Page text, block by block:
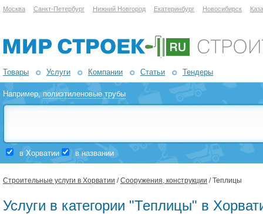
Москва Санкт-Петербург Нижний Новгород Екатеринбург Новосибирск
Товары Услуги Компании Статьи Тендеры
Например,полиэтиленовые трубы
в Хорватии в названии
Строительные услуги в Хорватии /Сооружения, конструкции / Теплицы
Услуги в категории "Теплицы" в